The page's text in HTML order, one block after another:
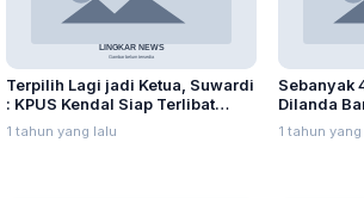
Terpilih Lagi jadi Ketua, Suwardi
: KPUS Kendal Siap Terlibat
Suplai Telur untuk MBG
1 tahun yang lalu
Sebanyak
Dilanda
Liburkan
Pantura
1 tahun